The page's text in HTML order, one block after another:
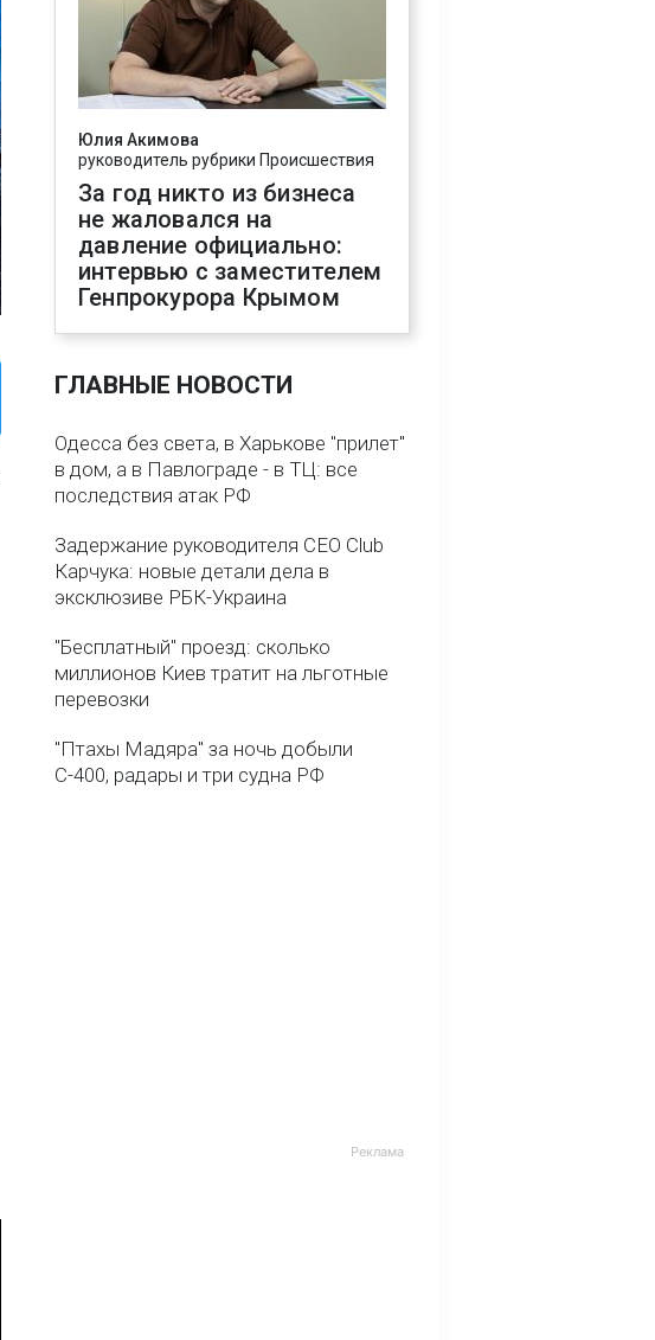
Юлия Акимова
руководитель рубрики Происшествия
За год никто из бизнеса
не жаловался на
давление официально:
интервью с заместителем
Генпрокурора Крымом
ГЛАВНЫЕ НОВОСТИ
Одесса без света, в Харькове "прилет"
в дом, а в Павлограде - в ТЦ: все
последствия атак РФ
Задержание руководителя CEO Club
Карчука: новые детали дела в
эксклюзиве РБК-Украина
"Бесплатный" проезд: сколько
миллионов Киев тратит на льготные
перевозки
"Птахы Мадяра" за ночь добыли
С-400, радары и три судна РФ